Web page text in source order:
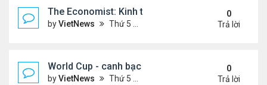
The Economist: Kinh tế thế giới suy thoái vẫn
byVietNews Thứ 5 Tháng 11 17, 2022 5:51 pm
0
Trả lời
World Cup - canh bạc 300 tỷ USD thay đổi hình
byVietNews Thứ 5 Tháng 11 17, 2022 4:48 pm
0
Trả lời